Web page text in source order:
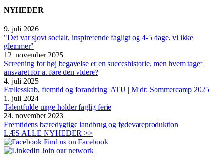
NYHEDER
9. juli 2026
"Det var sjovt socialt, inspirerende fagligt og 4-5 dage, vi ikke
glemmer"
12. november 2025
Screening for høj begavelse er en succeshistorie, men hvem tager
ansvaret for at føre den videre?
4. juli 2025
Fællesskab, fremtid og forandring: ATU | Midt: Sommercamp 2025
1. juli 2024
Talentfulde unge holder faglig ferie
24. november 2023
Fremtidens bæredygtige landbrug og fødevareproduktion
LÆS ALLE NYHEDER >>
Find us on Facebook
Join our network